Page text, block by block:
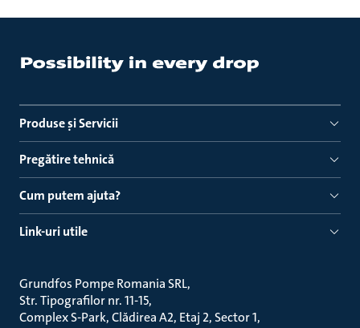
Produse ṣi Servicii
Pregătire tehnică
Cum putem ajuta?
Link-uri utile
Grundfos Pompe Romania SRL
Str. Tipografilor nr. 11-15
Complex S-Park, Clădirea A2, Etaj 2, Sector 1